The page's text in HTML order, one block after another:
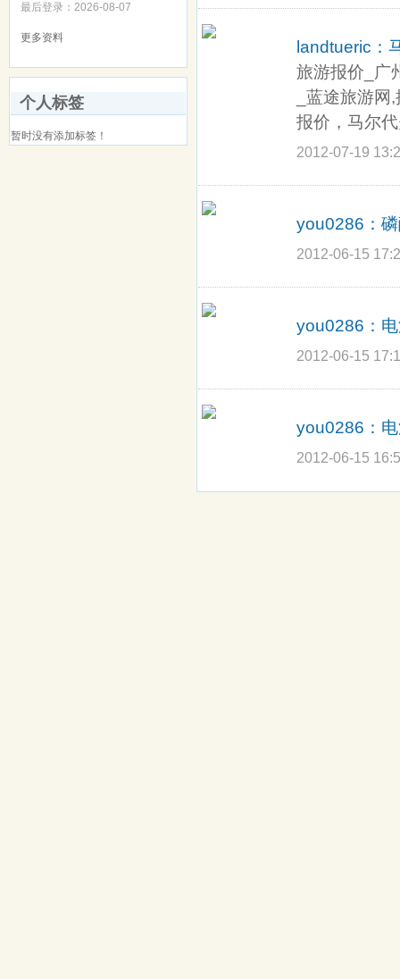
最后登录：2026-08-07
更多资料
个人标签
暂时没有添加标签！
landtueric：
旅游报价_广
_蓝途旅游
报价，马尔
2012-07-19
you0286：
2012-06-15
you0286：
2012-06-15
you0286：
2012-06-15